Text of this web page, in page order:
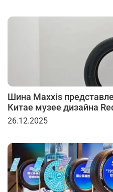
Шина Maxxis
Китае музее дизайна
26.12.2025